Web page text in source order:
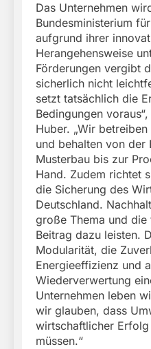
Das Unternehmen
Bundesministerium
aufgrund ihrer
Herangehensweise
Förderungen vergibt
sicherlich nicht
setzt tatsächlich die
Bedingungen
Huber. „Wir
und behalten von der
Musterbau bis zur
Hand. Zudem richtet
die Sicherung des
Deutschland.
große Thema und die
Beitrag dazu leisten.
Modularität, die
Energieeffizienz und
Wiederverwertung
Unternehmen leben
wir glauben, dass
wirtschaftlicher
müssen.“